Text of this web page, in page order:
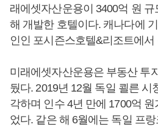
래에셋자산운용이 3400억 원
해 개발한 호텔이다. 캐나다에
인인 포시즌스호텔&리조트에서
미래에셋자산운용은 부동산 투
뒀다. 2019년 12월 독일 쾰른 시
각하며 인수 4년 만에 1700억
었다. 같은 해 6월에는 독일 프